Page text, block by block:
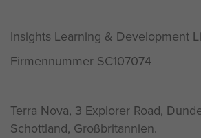
Insights Learning & Development
Firmennummer SC107074
Terra Nova, 3 Explorer Road,
Schottland, Großbritannien.